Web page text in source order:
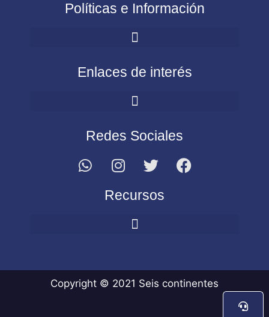
Políticas e Información
Enlaces de interés
Redes Sociales
Recursos
Copyright © 2021 Seis continentes